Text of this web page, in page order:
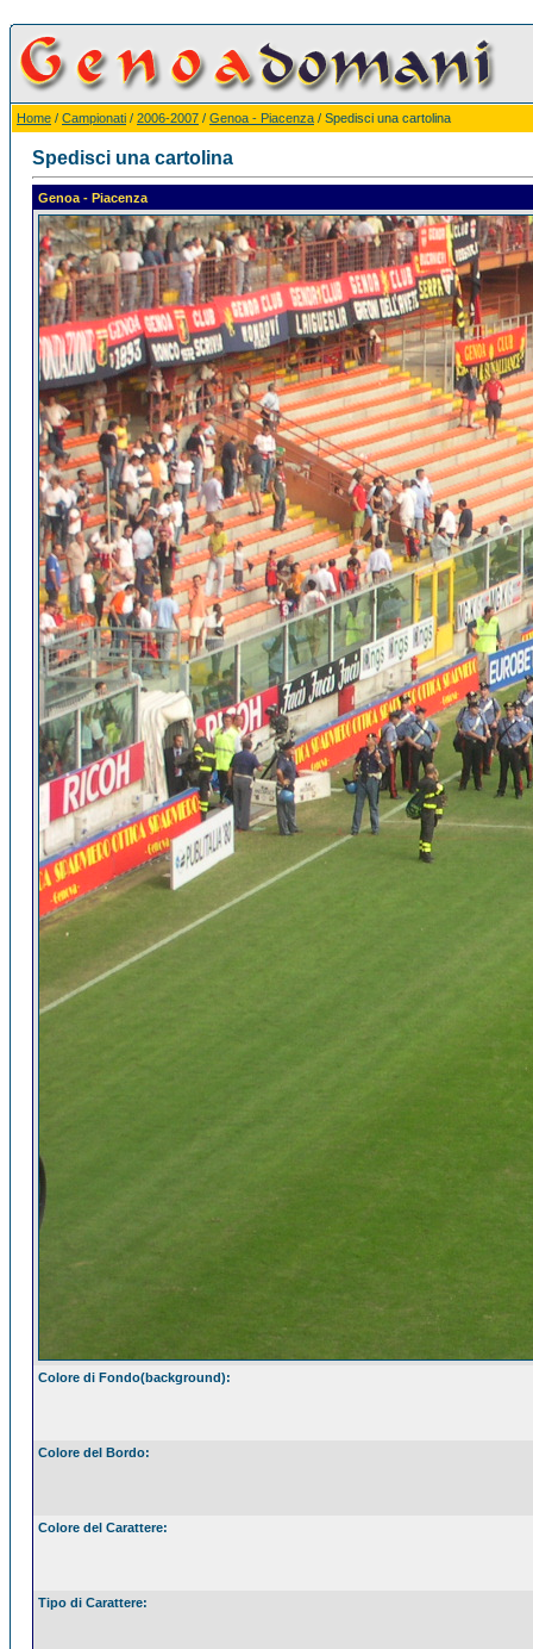
Home / Campionati / 2006-2007 / Genoa - Piacenza / Spedisci una cartolina
Spedisci una cartolina
Genoa - Piacenza
Colore di Fondo(background):
Colore del Bordo:
Colore del Carattere:
Tipo di Carattere: